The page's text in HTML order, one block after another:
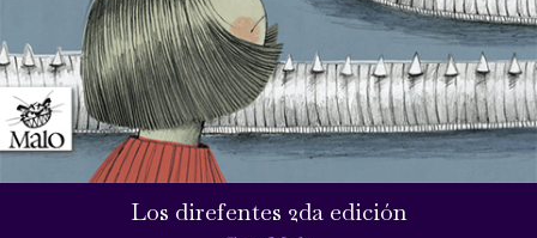
Los direfentes 2da edición